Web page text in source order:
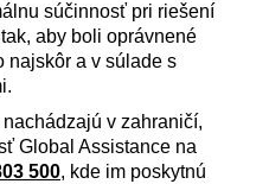
súčinnosť pri riešení
aby boli oprávnené
najskôr a v súlade s
v zahraničí,
Global Assistance na
500, kde im poskytnú